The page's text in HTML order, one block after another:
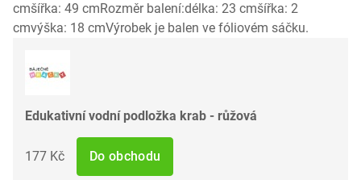
cmšířka: 49 cmRozměr balení:délka: 23 cmšířka: 2
cmvýška: 18 cmVýrobek je balen ve fóliovém sáčku.
Edukativní vodní podložka krab - růžová
177 Kč Do obchodu